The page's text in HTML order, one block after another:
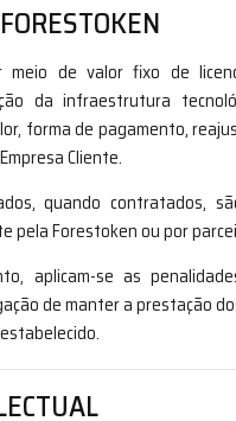
de valor fixo de
da infraestrutura
forma de pagamento,
Cliente.
quando contratados,
pela Forestoken ou por
aplicam-se as
de manter a prestação